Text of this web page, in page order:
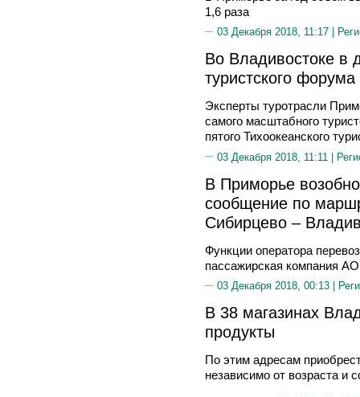
1,6 раза
03 Декабря 2018, 11:17 |
Во Владивостоке в
туристского
Эксперты туротрасли
самого масштабного
пятого Тихоокеанского
03 Декабря 2018, 11:11 |
В Приморье
сообщение по
Сибирцево –
Функции оператора
пассажирская компания
03 Декабря 2018, 00:13 |
В 38 магазинах
продукты
По этим адресам
независимо от возраста и